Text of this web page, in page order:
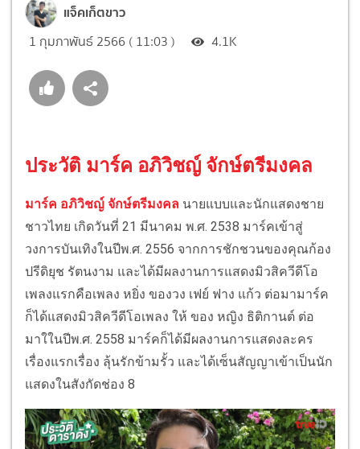
แจ็คเก็ตขาว
1 กุมภาพันธ์ 2566 ( 11:03 ) 4.1K
ประวัติ มาร์ค อภิวิชญ์ จักษ์ตรีมงคล
มาร์ค อภิวิชญ์ จักษ์ตรีมงคล นายแบบและนักแสดงชาย
ชาวไทย เกิดวันที่ 21 มีนาคม พ.ศ. 2538 มาร์คเข้าสู่
วงการบันเทิงในปีพ.ศ. 2556 จากการชักชวนของคุณก้อง
ปรีดิยุช รัตนงาม และได้มีผลงานการแสดงมิวสิควีดีโอ
เพลงแรกคือเพลง หยิ่ง ของวง เฟย์ ฟาง แก้ว ต่อมามาร์ค
ก็ได้แสดงมิวสิควีดีโอเพลง ให้ ของ หญิง ธิติกานต์ ต่อ
มาใในปีพ.ศ. 2558 มาร์คก็ได้มีผลงานการแสดงละคร
เรื่องแรกเรื่อง ลุ้นรักข้ามรั้ว และได้เซ็นสัญญาเข้าเป็นนัก
แสดงในสังกัดช่อง 8